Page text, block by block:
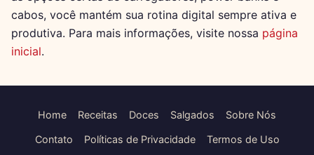
cabos, você mantém sua rotina digital sempre ativa e
produtiva. Para mais informações, visite nossa página
inicial.
Home Receitas Doces Salgados Sobre Nós
Contato Políticas de Privacidade Termos de Uso